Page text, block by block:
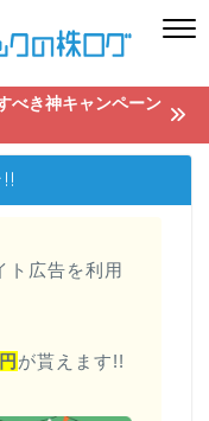
べき神キャンペーン
広告を利用
が貰えます!!